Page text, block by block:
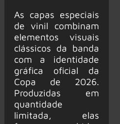
As capas especiais
de vinil combinam
elementos visuais
clássicos da banda
com a identidade
gráfica oficial da
Copa de 2026.
Produzidas em
quantidade
limitada, elas